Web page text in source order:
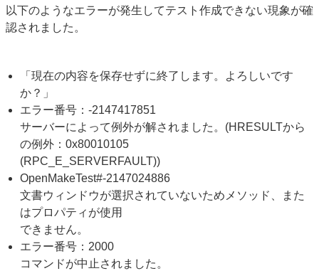
以下のようなエラーが発生してテスト作成できない現象が確
認されました。
「現在の内容を保存せずに終了します。よろしいです
か？」
エラー番号：-2147417851
サーバーによって例外が解されました。(HRESULTから
の例外：0x80010105
(RPC_E_SERVERFAULT))
OpenMakeTest#-2147024886
文書ウィンドウが選択されていないためメソッド、また
はプロパティが使用
できません。
エラー番号：2000
コマンドが中止されました。